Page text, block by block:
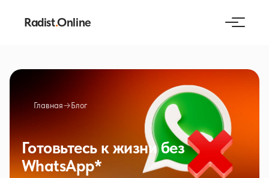
Radist.Online
Главная→Блог
Готовьтесь к жизни без
WhatsApp*